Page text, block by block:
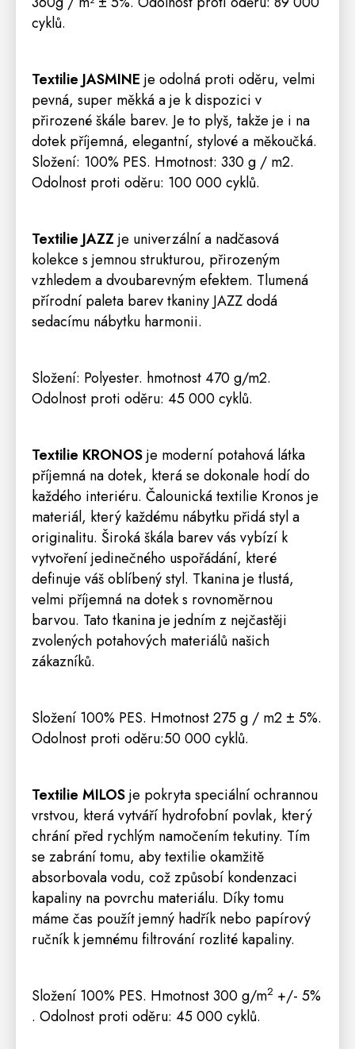
cyklů.
Textilie JASMINE je odolná proti oděru, velmi
pevná, super měkká a je k dispozici v
přirozené škále barev. Je to plyš, takže je i na
dotek příjemná, elegantní, stylové a měkoučká.
Složení: 100% PES. Hmotnost: 330 g / m2.
Odolnost proti oděru: 100 000 cyklů.
Textilie JAZZje univerzální a nadčasová
kolekce s jemnou strukturou, přirozeným
vzhledem a dvoubarevným efektem. Tlumená
přírodní paleta barev tkaniny JAZZ dodá
sedacímu nábytku harmonii.
Složení: Polyester. hmotnost 470 g/m2.
Odolnost proti oděru: 45 000 cyklů.
Textilie KRONOSje moderní potahová látka
příjemná na dotek, která se dokonale hodí do
každého interiéru. Čalounická textilie Kronos je
materiál, který každému nábytku přidá styl a
originalitu. Široká škála barev vás vybízí k
vytvoření jedinečného uspořádání, které
definuje váš oblíbený styl. Tkanina je tlustá,
velmi příjemná na dotek s rovnoměrnou
barvou. Tato tkanina je jedním z nejčastěji
zvolených potahových materiálů našich
zákazníků.
Složení 100% PES. Hmotnost 275 g / m2 ± 5%.
Odolnost proti oděru:50 000 cyklů.
Textilie MILOSje pokryta speciální ochrannou
vrstvou, která vytváří hydrofobní povlak, který
chrání před rychlým namočením tekutiny. Tím
se zabrání tomu, aby textilie okamžitě
absorbovala vodu, což způsobí kondenzaci
kapaliny na povrchu materiálu. Díky tomu
máme čas použít jemný hadřík nebo papírový
ručník k jemnému filtrování rozlité kapaliny.
Složení 100% PES. Hmotnost 300 g/m2 +/- 5%
. Odolnost proti oděru: 45 000 cyklů.